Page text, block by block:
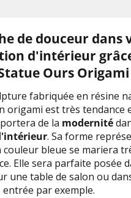
de douceur dans
d'intérieur
Ours Origami
fabriquée en résine
origami est très tendance
de la modernité
. Sa forme
couleur bleue se mariera
Elle sera parfaite posée
une table de salon ou
entrée par exemple.